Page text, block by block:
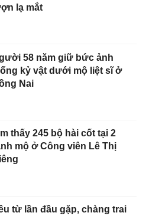
lạ mắt
58 năm giữ bức ảnh
kỷ vật dưới mộ liệt sĩ ở
Nai
thấy 245 bộ hài cốt tại 2
mộ ở Công viên Lê Thị
từ lần đầu gặp, chàng trai